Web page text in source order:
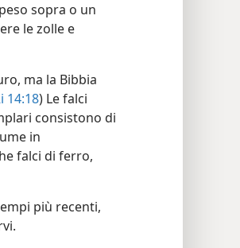
sopra o un
le zolle e
ma la Bibbia
14:18) Le falci
consistono di
in
falci di ferro,
più recenti,